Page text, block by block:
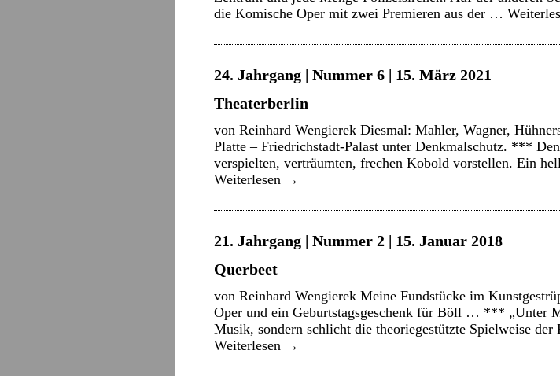
die Komische Oper mit zwei Premieren aus der …
24. Jahrgang | Nummer 6 | 15. März 2021
Theaterberlin
von Reinhard Wengierek Diesmal: Mahler, Wagner,
Platte – Friedrichstadt-Palast unter Denkmalschutz. ***
verspielten, verträumten, frechen Kobold vorstellen. Ein
Weiterlesen →
21. Jahrgang | Nummer 2 | 15. Januar 2018
Querbeet
von Reinhard Wengierek Meine Fundstücke im
Oper und ein Geburtstagsgeschenk für Böll … *** „Unter
Musik, sondern schlicht die theoriegestützte Spielweise
Weiterlesen →